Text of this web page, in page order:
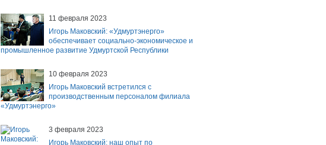
11 февраля 2023
Игорь Маковский: «Удмуртэнерго»
обеспечивает социально-экономическое и
промышленное развитие Удмуртской Республики
10 февраля 2023
Игорь Маковский встретился с
производственным персоналом филиала
«Удмуртэнерго»
3 февраля 2023
Игорь Маковский: наш опыт по